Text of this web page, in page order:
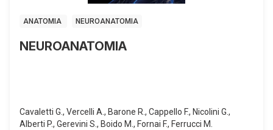
ANATOMIA NEUROANATOMIA
NEUROANATOMIA
Cavaletti G., Vercelli A., Barone R., Cappello F., Nicolini G.,
Alberti P., Gerevini S., Boido M., Fornai F., Ferrucci M.